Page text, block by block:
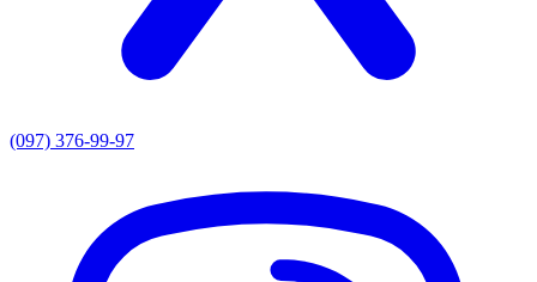
(097) 376-99-97